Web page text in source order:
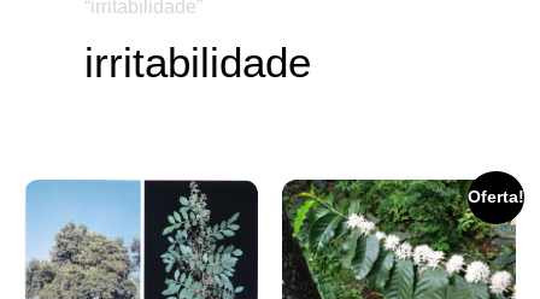
“irritabilidade”
irritabilidade
Oferta!